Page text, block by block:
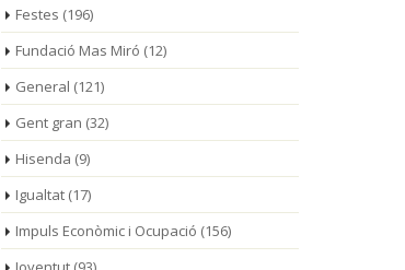
01
ag.
La 143a Fira de Mont-
roig del Camp dona el
tret de sortida a una
nova edició plena de tradició,
cultura i festa
La jornada inaugural també
va servir per presentar la
Festes (196)
Fundació Mas Miró (12)
General (121)
Gent gran (32)
Hisenda (9)
Igualtat(17)
Impuls Econòmic i Ocupació (156)